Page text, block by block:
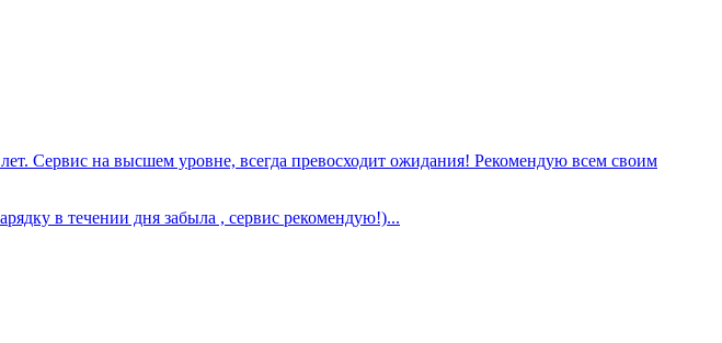
Сервис на высшем уровне, всегда превосходит ожидания! Рекомендую всем своим
в течении дня забыла , сервис рекомендую!)...